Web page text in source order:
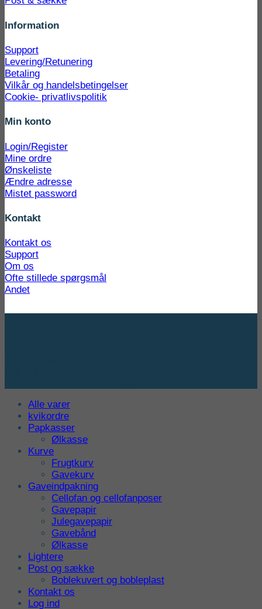
Information
Support
Levering/Retunering
Betaling
Vilkår og handelsbetingelser
Cookie- privatlivspolitik
Min konto
Login/Register
Mine ordre
Ønskeliste
Ændre adresse
Mistet password
Kontakt
Kontakt os
Support
Om os
Ofte stillede spørgsmål
Andet
Alle varer
kvikordre
Papkasser
Ølkasse
Kurve
Frugtkurv
Gavekurv
Gaveindpakning
Cellofan og cellofanposer
Gavepapir
Julegavepapir
Gavebånd
Ølkasse
Lightere
Post og sække
Boblekuvert og bobleplast
Kontakt os
Log ind